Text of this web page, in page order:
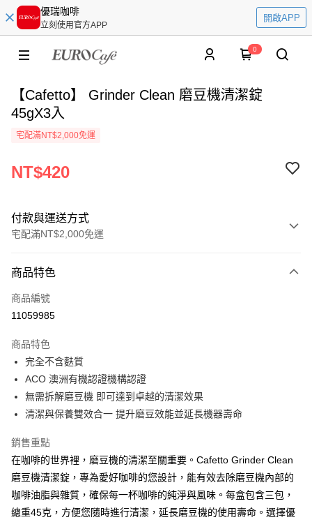
優瑞咖啡
立刻使用官方APP
開啟APP
0
【Cafetto】 Grinder Clean 磨豆機清潔錠
45gX3入
宅配滿NT$2,000免運
NT$420
付款與運送方式
宅配滿NT$2,000免運
信用卡一次付款
ATM付款
運送方式
郵局、新竹物流
每筆NT$150，滿NT$2,000(含以上)免運費
商品特色
商品編號
11059985
商品特色
完全不含麩質
ACO 澳洲有機認證機構認證
無需拆解磨豆機 即可達到卓越的清潔效果
清潔與保養雙效合一 提升磨豆效能並延長機器壽命
銷售重點
在咖啡的世界裡，磨豆機的清潔至關重要。Cafetto Grinder Clean
磨豆機清潔錠，專為愛好咖啡的您設計，能有效去除磨豆機內部的
咖啡油脂與雜質，確保每一杯咖啡的純淨與風味。每盒包含三包，
總重45克，方便您隨時進行清潔，延長磨豆機的使用壽命。選擇優